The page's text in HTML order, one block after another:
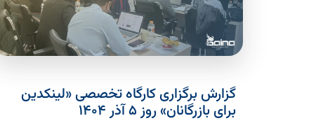
گزارش برگزاری کارگاه تخصصی «لینکدین
برای بازرگانان» روز ۵ آذر ۱۴۰۴